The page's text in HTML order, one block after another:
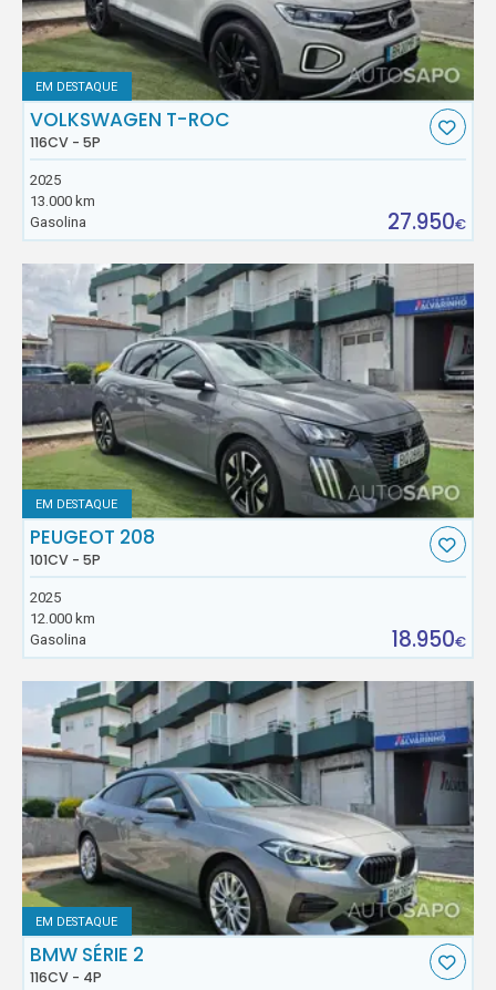
EM DESTAQUE
VOLKSWAGEN T-ROC
116CV - 5P
2025
13.000 km
Gasolina
27.950€
EM DESTAQUE
PEUGEOT 208
101CV - 5P
2025
12.000 km
Gasolina
18.950€
EM DESTAQUE
BMW SÉRIE 2
116CV - 4P